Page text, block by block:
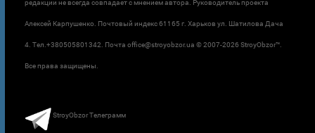
редакции не всегда совпадает с мнением автора. Руководитель проекта
Алексей Карпушенко. Почтовый индекс 61165 г. Харьков ул. Шатилова Дача
4. Тел.+380505801342. Почта office@stroyobzor.ua © 2007-2026 StroyObzor™.
Все права защищены.
StroyObzor Телеграмм